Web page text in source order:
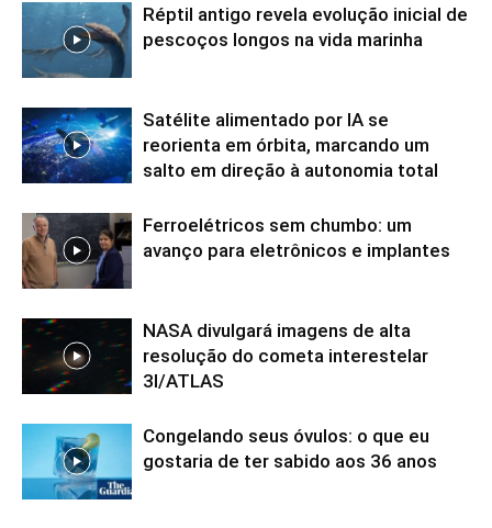
Réptil antigo revela evolução inicial de
pescoços longos na vida marinha
Satélite alimentado por IA se
reorienta em órbita, marcando um
salto em direção à autonomia total
Ferroelétricos sem chumbo: um
avanço para eletrônicos e implantes
NASA divulgará imagens de alta
resolução do cometa interestelar
3I/ATLAS
Congelando seus óvulos: o que eu
gostaria de ter sabido aos 36 anos